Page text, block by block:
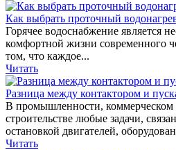
Как выбрать проточный
Горячее водоснабжение является
комфортной жизни современного
том, что каждое...
Читать
Разница между контактором и
В промышленности, коммерческом
строительстве любые задачи,
остановкой двигателей,
Читать